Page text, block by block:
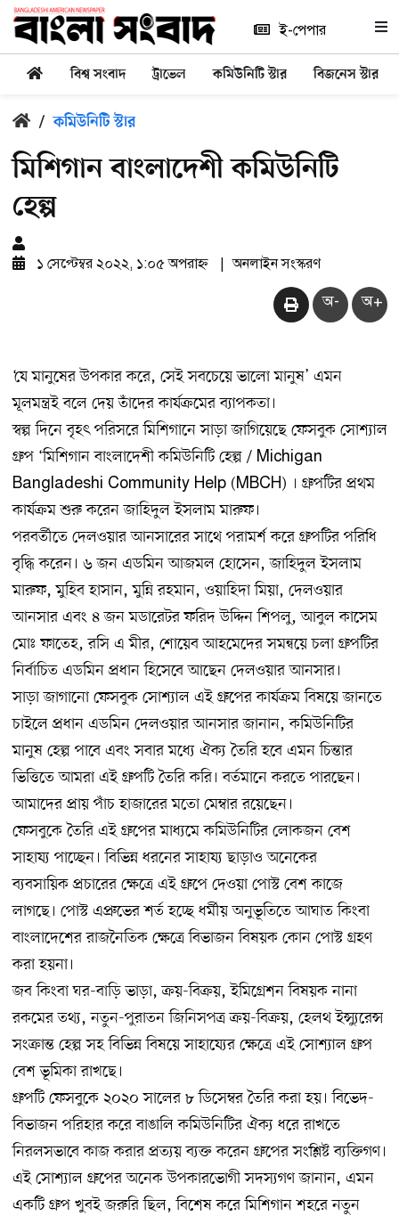
ই-পেপার
বিশ্ব সংবাদ ট্রাভেল কমিউনিটি স্টার বিজনেস স্টার
/ কমিউনিটি স্টার
মিশিগান বাংলাদেশী কমিউনিটি
হেল্প
১ সেপ্টেম্বর ২০২২, ১:০৫ অপরাহ্ন অনলাইন সংস্করণ
অ- অ+
‘যে মানুষের উপকার করে, সেই সবচেয়ে ভালো মানুষ’ এমন
মূলমন্ত্রই বলে দেয় তাঁদের কার্যক্রমের ব্যাপকতা।
স্বল্প দিনে বৃহৎ পরিসরে মিশিগানে সাড়া জাগিয়েছে ফেসবুক সোশ্যাল
গ্রুপ ‘মিশিগান বাংলাদেশী কমিউনিটি হেল্প / Michigan
Bangladeshi Community Help (MBCH) । গ্রুপটির প্রথম
কার্যক্রম শুরু করেন জাহিদুল ইসলাম মারুফ।
পরবর্তীতে দেলওয়ার আনসারের সাথে পরামর্শ করে গ্রুপটির পরিধি
বৃদ্ধি করেন। ৬ জন এডমিন আজমল হোসেন, জাহিদুল ইসলাম
মারুফ, মুহিব হাসান, মুন্নি রহমান, ওয়াহিদা মিয়া, দেলওয়ার
আনসার এবং ৪ জন মডারেটর ফরিদ উদ্দিন শিপলু, আবুল কাসেম
মোঃ ফাতেহ, রসি এ মীর, শোয়েব আহমেদের সমন্বয়ে চলা গ্রুপটির
নির্বাচিত এডমিন প্রধান হিসেবে আছেন দেলওয়ার আনসার।
সাড়া জাগানো ফেসবুক সোশ্যাল এই গ্রুপের কার্যক্রম বিষয়ে জানতে
চাইলে প্রধান এডমিন দেলওয়ার আনসার জানান, কমিউনিটির
মানুষ হেল্প পাবে এবং সবার মধ্যে ঐক্য তৈরি হবে এমন চিন্তার
ভিত্তিতে আমরা এই গ্রুপটি তৈরি করি। বর্তমানে করতে পারছেন।
আমাদের প্রায় পাঁচ হাজারের মতো মেম্বার রয়েছেন।
ফেসবুকে তৈরি এই গ্রুপের মাধ্যমে কমিউনিটির লোকজন বেশ
সাহায্য পাচ্ছেন। বিভিন্ন ধরনের সাহায্য ছাড়াও অনেকের
ব্যবসায়িক প্রচারের ক্ষেত্রে এই গ্রুপে দেওয়া পোস্ট বেশ কাজে
লাগছে। পোস্ট এপ্রুভের শর্ত হচ্ছে ধর্মীয় অনুভূতিতে আঘাত কিংবা
বাংলাদেশের রাজনৈতিক ক্ষেত্রে বিভাজন বিষয়ক কোন পোস্ট গ্রহণ
করা হয়না।
জব কিংবা ঘর-বাড়ি ভাড়া, ক্রয়-বিক্রয়, ইমিগ্রেশন বিষয়ক নানা
রকমের তথ্য, নতুন-পুরাতন জিনিসপত্র ক্রয়-বিক্রয়, হেলথ ইন্স্যুরেন্স
সংক্রান্ত হেল্প সহ বিভিন্ন বিষয়ে সাহায্যের ক্ষেত্রে এই সোশ্যাল গ্রুপ
বেশ ভূমিকা রাখছে।
গ্রুপটি ফেসবুকে ২০২০ সালের ৮ ডিসেম্বর তৈরি করা হয়। বিভেদ-
বিভাজন পরিহার করে বাঙালি কমিউনিটির ঐক্য ধরে রাখতে
নিরলসভাবে কাজ করার প্রত্যয় ব্যক্ত করেন গ্রুপের সংশ্লিষ্ট ব্যক্তিগণ।
এই সোশ্যাল গ্রুপের অনেক উপকারভোগী সদস্যগণ জানান, এমন
একটি গ্রুপ খুবই জরুরি ছিল, বিশেষ করে মিশিগান শহরে নতুন